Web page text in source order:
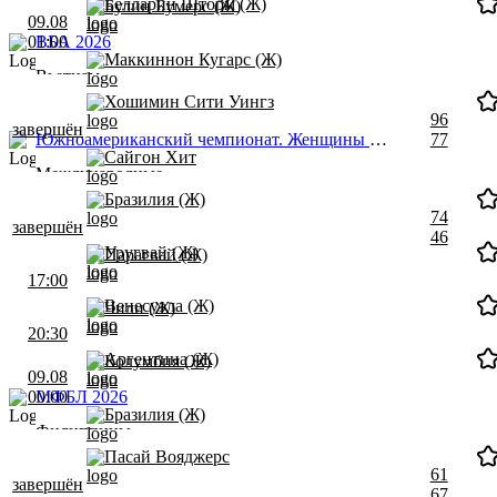
Булин Бумерс (Ж)
09.08
01:00
Белларин Шторм (Ж)
Маккиннон Кугарс (Ж)
ВБА 2026
Вьетнам
завершён
Хошимин Сити Уингз
Сайгон Хит
96
77
Южноамериканский чемпионат. Женщины 2026
Международные
завершён
Бразилия (Ж)
Парагвай (Ж)
74
46
17:00
Уругвай (Ж)
Чили (Ж)
20:30
Венесуэла (Ж)
Колумбия (Ж)
09.08
00:00
Аргентина (Ж)
Бразилия (Ж)
МФБЛ 2026
Филиппины
завершён
Пасай Вояджерс
61